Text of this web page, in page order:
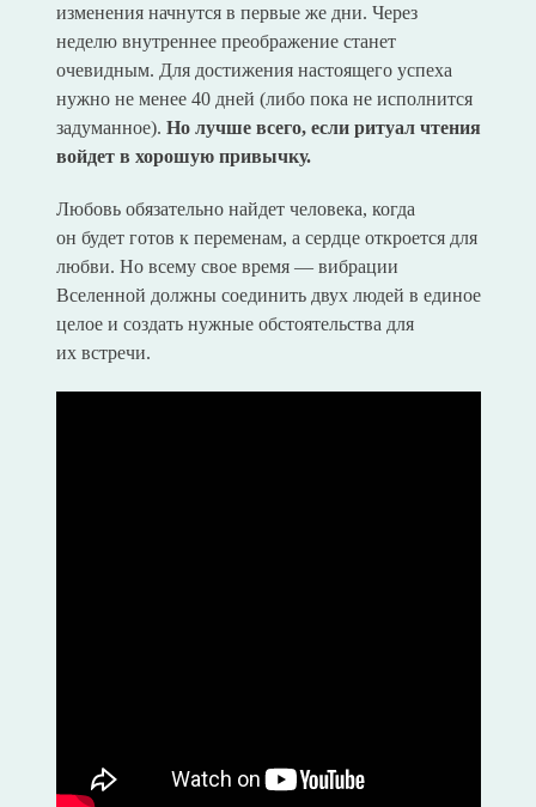
изменения начнутся в первые же дни. Через
неделю внутреннее преображение станет
очевидным. Для достижения настоящего успеха
нужно не менее 40 дней (либо пока не исполнится
задуманное). Но лучше всего, если ритуал чтения
войдет в хорошую привычку.
Любовь обязательно найдет человека, когда
он будет готов к переменам, а сердце откроется для
любви. Но всему свое время — вибрации
Вселенной должны соединить двух людей в единое
целое и создать нужные обстоятельства для
их встречи.